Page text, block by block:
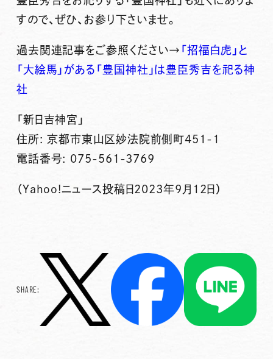
すので、ぜひ、お参り下さいませ。
過去関連記事をご参照ください→ 「招福白虎」と
「大絵馬」がある「豊国神社」は豊臣秀吉を祀る神
社
「新日吉神宮」
住所: 京都市東山区妙法院前側町451-1
電話番号: 075-561-3769
（Yahoo!ニュース投稿日2023年9月12日）
SHARE: